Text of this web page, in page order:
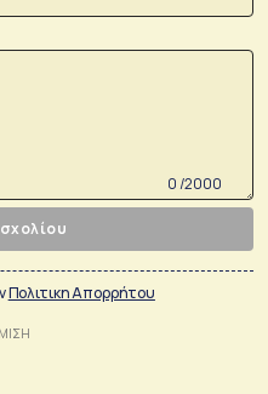
0 /2000
Πολιτικη Απορρήτου